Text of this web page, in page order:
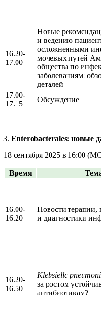
16.20-
17.00
Новые
и ведению
осложненными
мочевых путей
общества по
заболеваниям:
деталей
17.00-
17.15
Обсуждение
Enterobacterales: новые
18 сентября 2025 в 16:00
Время
16.00-
16.20
Новости терапии,
и диагностики
16.20-
16.50
Klebsiella
за ростом
антибиотикам?